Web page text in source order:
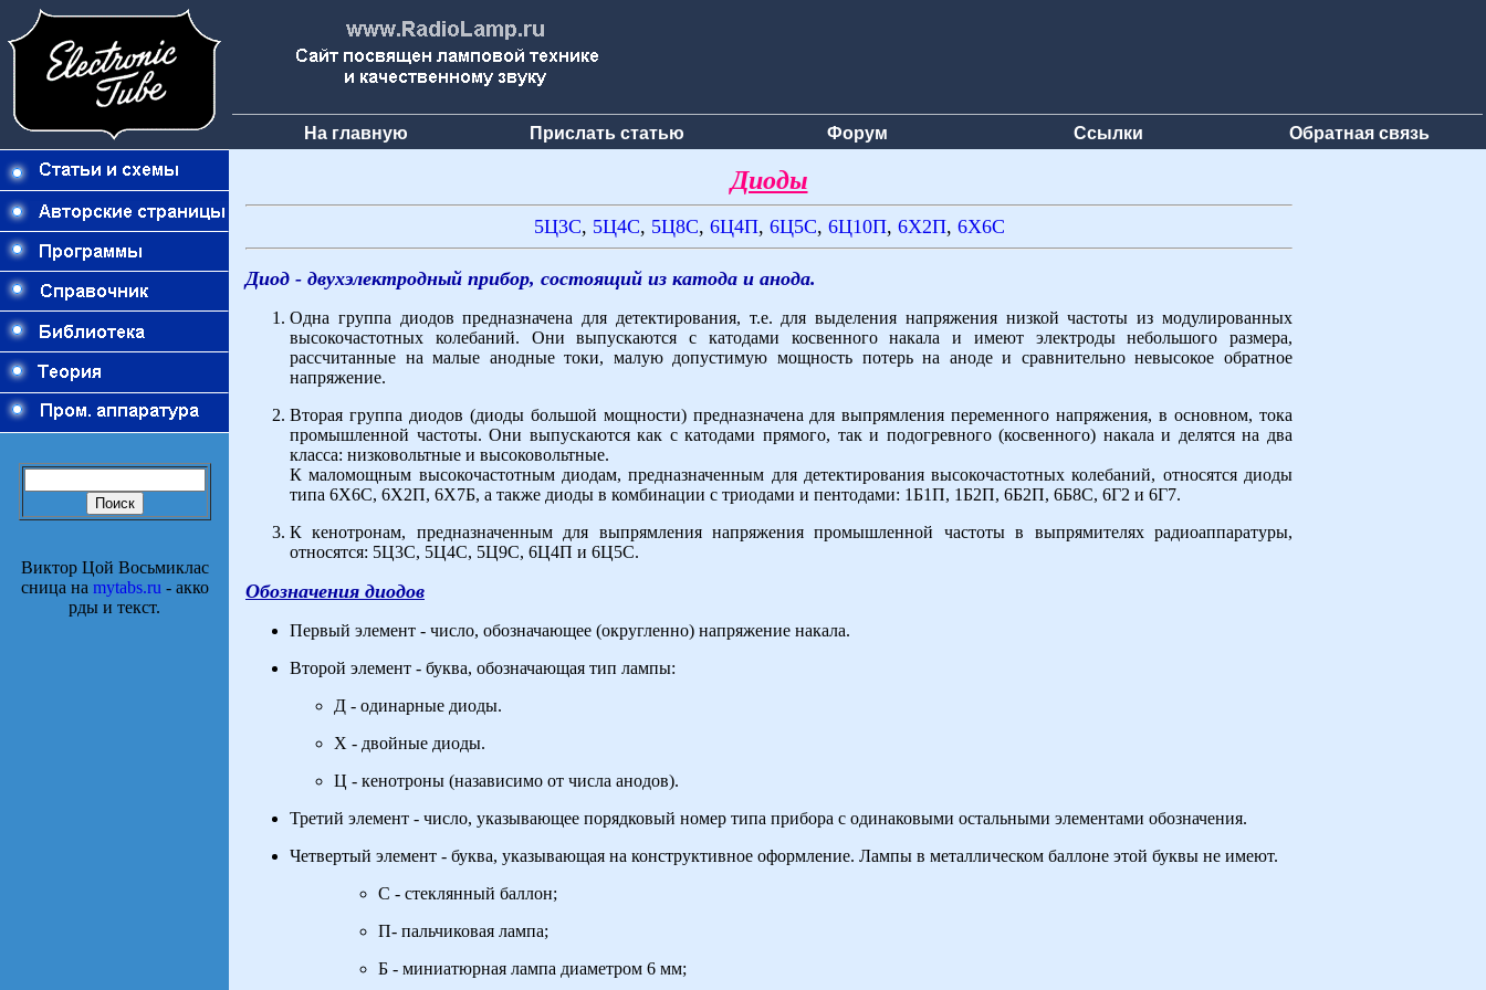
На главную Прислать статью Форум Ссылки Обратная связь
Виктор Цой Восьмиклас
сница на mytabs.ru - акко
рды и текст.
Диоды
5Ц3С, 5Ц4С, 5Ц8С, 6Ц4П, 6Ц5С, 6Ц10П, 6Х2П, 6Х6С
Диод - двухэлектродный прибор, состоящий из катода и анода.
Одна группа диодов предназначена для детектирования, т.е. для выделения напряжения низкой частоты из модулированных
высокочастотных колебаний. Они выпускаются с катодами косвенного накала и имеют электроды небольшого размера,
рассчитанные на малые анодные токи, малую допустимую мощность потерь на аноде и сравнительно невысокое обратное
напряжение.
Вторая группа диодов (диоды большой мощности) предназначена для выпрямления переменного напряжения, в основном, тока
промышленной частоты. Они выпускаются как с катодами прямого, так и подогревного (косвенного) накала и делятся на два
класса: низковольтные и высоковольтные.
К маломощным высокочастотным диодам, предназначенным для детектирования высокочастотных колебаний, относятся диоды
типа 6Х6С, 6Х2П, 6Х7Б, а также диоды в комбинации с триодами и пентодами: 1Б1П, 1Б2П, 6Б2П, 6Б8С, 6Г2 и 6Г7.
К кенотронам, предназначенным для выпрямления напряжения промышленной частоты в выпрямителях радиоаппаратуры,
относятся: 5Ц3С, 5Ц4С, 5Ц9С, 6Ц4П и 6Ц5С.
Обозначения диодов
Первый элемент - число, обозначающее (округленно) напряжение накала.
Второй элемент - буква, обозначающая тип лампы:
Д - одинарные диоды.
Х - двойные диоды.
Ц - кенотроны (назависимо от числа анодов).
Третий элемент - число, указывающее порядковый номер типа прибора с одинаковыми остальными элементами обозначения.
Четвертый элемент - буква, указывающая на конструктивное оформление. Лампы в металлическом баллоне этой буквы не имеют.
С - стеклянный баллон;
П- пальчиковая лампа;
Б - миниатюрная лампа диаметром 6 мм;